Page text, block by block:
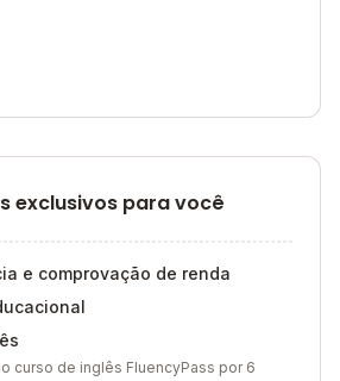
exclusivos para você
e comprovação de renda
curso de inglês FluencyPass por 6